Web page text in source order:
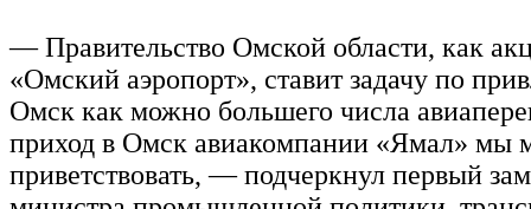
— Правительство Омской области, как
«Омский аэропорт», ставит задачу по
Омск как можно большего числа
приход в Омск авиакомпании «Ямал» мы
приветствовать, — подчеркнул первый